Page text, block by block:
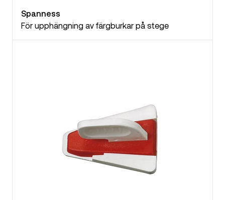
Spanness
För upphängning av färgburkar på stege